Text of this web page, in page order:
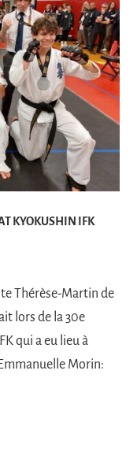
KYOKUSHIN IFK
Thérèse-Martin de
lors de la 30e
qui a eu lieu à
Morin: